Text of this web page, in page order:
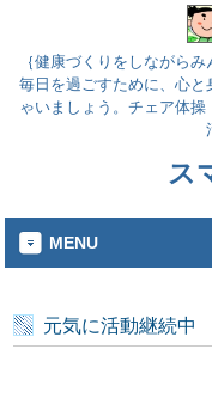
｛健康づくりをしながら
毎日を過ごすために、心
ゃいましょう。チェア体
ス
MENU
元気に活動継続中